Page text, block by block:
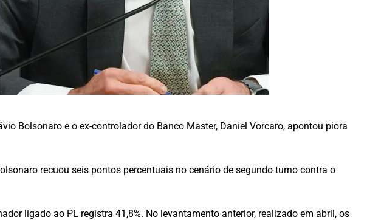
Bolsonaro e o ex-controlador do Banco Master, Daniel Vorcaro, apontou piora
recuou seis pontos percentuais no cenário de segundo turno contra o
ligado ao PL registra 41,8%. No levantamento anterior, realizado em abril, os